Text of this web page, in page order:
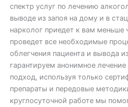
спектр услуг по лечению
выводе из запоя на дому и в
нарколог приедет к вам меньше
проведет все необходимые
облегчения пациента и вывода
гарантируем анонимное
подход, используя только
препараты и передовые
круглосуточной работе мы